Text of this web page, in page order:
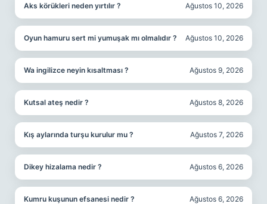
Aks körükleri neden yırtılır ? Ağustos 10, 2026
Oyun hamuru sert mi yumuşak mı olmalıdır ? Ağustos 10, 2026
Wa ingilizce neyin kısaltması ? Ağustos 9, 2026
Kutsal ateş nedir ? Ağustos 8, 2026
Kış aylarında turşu kurulur mu ? Ağustos 7, 2026
Dikey hizalama nedir ? Ağustos 6, 2026
Kumru kuşunun efsanesi nedir ? Ağustos 6, 2026